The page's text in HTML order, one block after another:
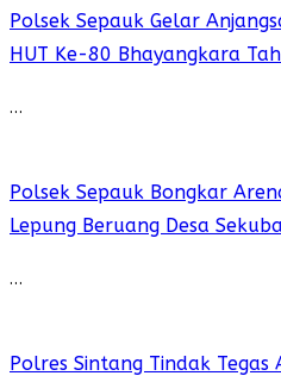
Polsek Sepauk Gelar
HUT Ke-80 Bhayangkara
…
Polsek Sepauk Bongkar
Lepung Beruang Desa
…
Polres Sintang Tindak Tegas